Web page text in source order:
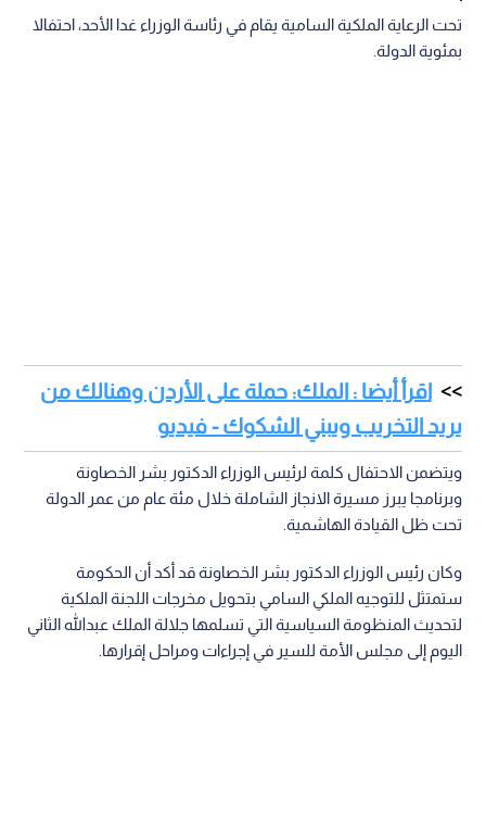
تحت الرعاية الملكية السامية يقام في رئاسة الوزراء غدا الأحد، احتفالا
بمئوية الدولة.
اقرأ أيضا : الملك: حملة على الأردن وهنالك من
يريد التخريب ويبني الشكوك - فيديو
ويتضمن الاحتفال كلمة لرئيس الوزراء الدكتور بشر الخصاونة
وبرنامجا يبرز مسيرة الانجاز الشاملة خلال مئة عام من عمر الدولة
تحت ظل القيادة الهاشمية.
وكان رئيس الوزراء الدكتور بشر الخصاونة قد أكد أن الحكومة
ستمتثل للتوجيه الملكي السامي بتحويل مخرجات اللجنة الملكية
لتحديث المنظومة السياسية التي تسلمها جلالة الملك عبدالله الثاني
اليوم إلى مجلس الأمة للسير في إجراءات ومراحل إقرارها.